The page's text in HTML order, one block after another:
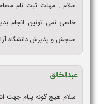
سلام . مهلت ثبت نام
خاصی نمی تونین انجام
سنجش و پذیرش دانشگاه
عبدالخالق
سلام هیچ گونه پیام جهت